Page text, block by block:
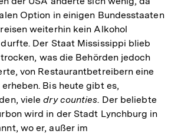
Option in einigen Bundesstaaten
weiterhin kein Alkohol
Der Staat Mississippi blieb
was die Behörden jedoch
von Restaurantbetreibern eine
Bis heute gibt es,
vieledry counties. Der beliebte
wird in der Stadt Lynchburg in
wo er, außer im